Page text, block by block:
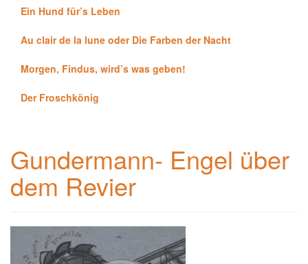
Ein Hund für’s Leben
Au clair de la lune oder Die Farben der Nacht
Morgen, Findus, wird’s was geben!
Der Froschkönig
Gundermann- Engel über
dem Revier